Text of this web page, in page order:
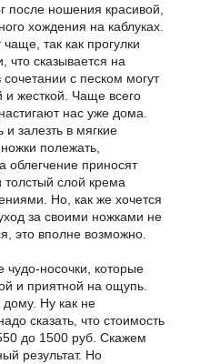
после ношения красивой,
хождения на каблуках.
так как прогулки
что сказывается на
с песком могут
и жесткой. Чаще всего
нас уже дома.
и залезть в мягкие
полежать,
облегчение приносят
толстый слой крема
Но, как же хочется
за своими ножками не
это вполне возможно.
носочки, которые
и приятной на ощупь.
Ну как не
сказать, что стоимость
до 1500 руб. Скажем
результат. Но